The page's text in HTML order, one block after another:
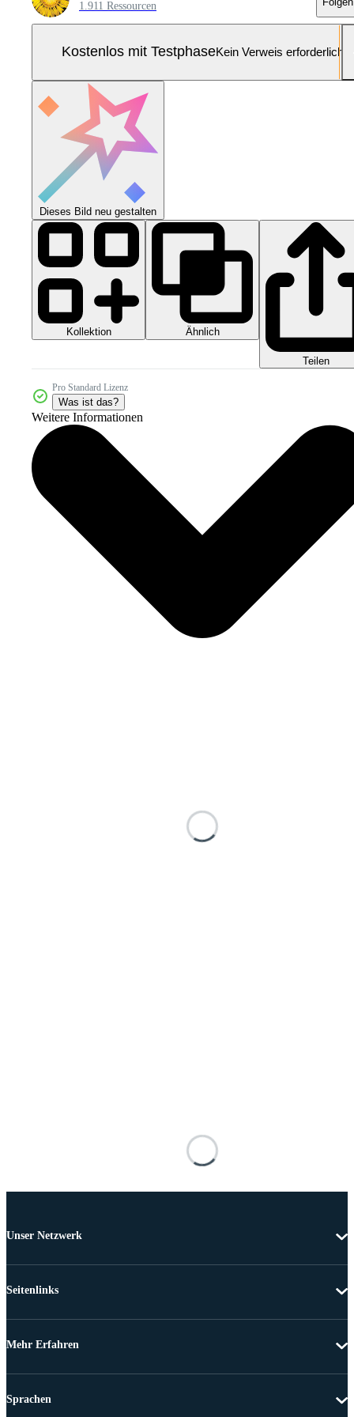
1.911 Ressourcen
Kostenlos mit TestphaseKein Verweis erforderlich
Dieses Bild neu gestalten
Kollektion Ähnlich
Teilen
Pro Standard Lizenz
Was ist das?
Weitere Informationen
Unser Netzwerk
Seitenlinks
Mehr Erfahren
Sprachen